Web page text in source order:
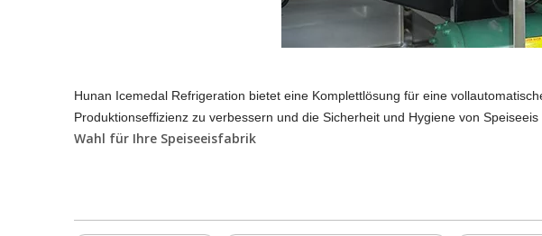
Hunan Icemedal Refrigeration bietet eine Komplettlösung für eine
Produktionseffizienz zu verbessern und die Sicherheit und Hygiene von
Wahl für Ihre Speiseeisfabrik